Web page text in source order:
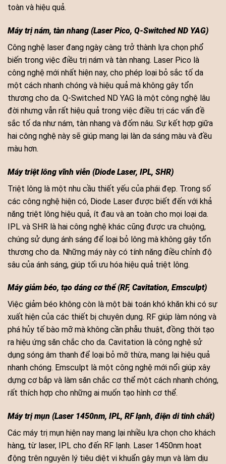
toàn và hiệu quả.
Máy trị nám, tàn nhang (Laser Pico, Q-Switched ND YAG)
Công nghệ laser đang ngày càng trở thành lựa chọn phổ
biến trong việc điều trị nám và tàn nhang. Laser Pico là
công nghệ mới nhất hiện nay, cho phép loại bỏ sắc tố da
một cách nhanh chóng và hiệu quả mà không gây tổn
thương cho da. Q-Switched ND YAG là một công nghệ lâu
đời nhưng vẫn rất hiệu quả trong việc điều trị các vấn đề
sắc tố da như nám, tàn nhang và đốm nâu. Sự kết hợp giữa
hai công nghệ này sẽ giúp mang lại làn da sáng màu và đều
màu hơn.
Máy triệt lông vĩnh viễn (Diode Laser, IPL, SHR)
Triệt lông là một nhu cầu thiết yếu của phái đẹp. Trong số
các công nghệ hiện có, Diode Laser được biết đến với khả
năng triệt lông hiệu quả, ít đau và an toàn cho mọi loại da.
IPL và SHR là hai công nghệ khác cũng được ưa chuộng,
chúng sử dụng ánh sáng để loại bỏ lông mà không gây tổn
thương cho da. Những máy này có tính năng điều chỉnh độ
sâu của ánh sáng, giúp tối ưu hóa hiệu quả triệt lông.
Máy giảm béo, tạo dáng cơ thể (RF, Cavitation, Emsculpt)
Việc giảm béo không còn là một bài toán khó khăn khi có sự
xuất hiện của các thiết bị chuyên dụng. RF giúp làm nóng và
phá hủy tế bào mỡ mà không cần phẫu thuật, đồng thời tạo
ra hiệu ứng săn chắc cho da. Cavitation là công nghệ sử
dụng sóng âm thanh để loại bỏ mỡ thừa, mang lại hiệu quả
nhanh chóng. Emsculpt là một công nghệ mới nổi giúp xây
dựng cơ bắp và làm săn chắc cơ thể một cách nhanh chóng,
rất thích hợp cho những ai muốn tạo hình cơ thể.
Máy trị mụn (Laser 1450nm, IPL, RF lạnh, điện di tinh chất)
Các máy trị mụn hiện nay mang lại nhiều lựa chọn cho khách
hàng, từ laser, IPL cho đến RF lạnh. Laser 1450nm hoạt
động trên nguyên lý tiêu diệt vi khuẩn gây mụn và làm dịu